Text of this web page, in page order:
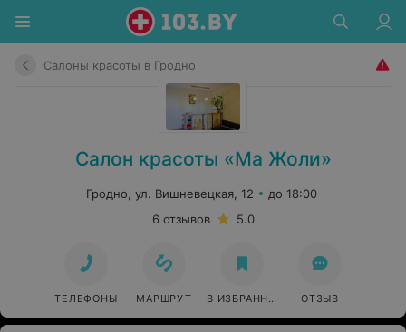
Салоны красоты в Гродно
Салон красоты «Ма Жоли»
Гродно, ул. Вишневецкая, 12
до 18:00
6 отзывов
5.0
ТЕЛЕФОНЫ МАРШРУТ В ИЗБРАННОЕ ОТЗЫВ